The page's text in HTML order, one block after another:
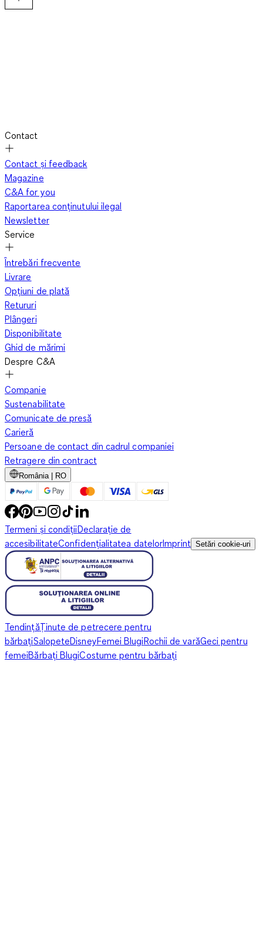
Contact
Contact și feedback
Magazine
C&A for you
Raportarea conținutului ilegal
Newsletter
Service
Întrebări frecvente
Livrare
Opțiuni de plată
Retururi
Plângeri
Disponibilitate
Ghid de mărimi
Despre C&A
Companie
Sustenabilitate
Comunicate de presă
Carieră
Persoane de contact din cadrul companiei
Retragere din contract
România | RO
Termeni și condițiiDeclarație de
accesibilitateConfidențialitatea datelorImprint Setări cookie-uri
TendințăȚinute de petrecere pentru
bărbațiSalopeteDisneyFemei BlugiRochii de varăGeci pentru
femeiBărbați BlugiCostume pentru bărbați